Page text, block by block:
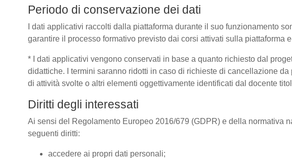
Periodo di conservazione dei dati
I dati applicativi raccolti dalla piattaforma durante il suo funzionamento
garantire il processo formativo previsto dai corsi attivati sulla
* I dati applicativi vengono conservati in base a quanto richiesto dal
didattiche. I termini saranno ridotti in caso di richieste di cancellazione
di attività svolte o altri elementi oggettivamente identificati dal docente
Diritti degli interessati
Ai sensi del Regolamento Europeo 2016/679 (GDPR) e della normativa
seguenti diritti:
accedere ai propri dati personali;